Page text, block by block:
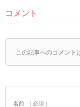
コメント
この記事へのコメント
名前 ( 必須 )